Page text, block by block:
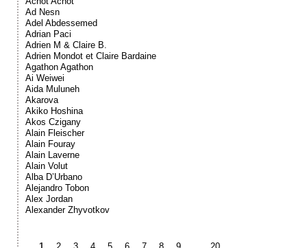
Ad Nesn
Adel Abdessemed
Adrian Paci
Adrien M & Claire B.
Adrien Mondot et Claire Bardaine
Agathon Agathon
Ai Weiwei
Aida Muluneh
Akarova
Akiko Hoshina
Akos Czigany
Alain Fleischer
Alain Fouray
Alain Laverne
Alain Volut
Alba D’Urbano
Alejandro Tobon
Alex Jordan
Alexander Zhyvotkov